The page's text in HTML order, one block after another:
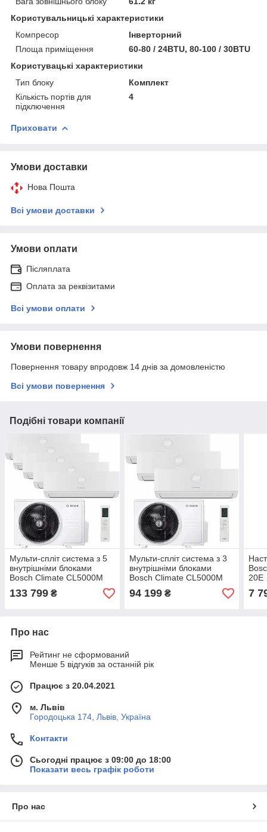
Користувальницькі характеристики
Компресор
Інверторний
Площа приміщення
60-80 / 24BTU, 80-100 / 30BTU
Користувацькi характеристики
Тип блоку
Комплект
Кількість портів для
підключення
4
Приховати
Умови доставки
Нова Пошта
Всі умови доставки
Умови оплати
Післяплата
Оплата за реквізитами
Всі умови оплати
Умови повернення
Повернення товару впродовж 14 днів за домовленістю
Всі умови повернення
Подібні товари компанії
Мульти-спліт система з 5
внутрішніми блоками
Bosch Climate CL5000M
125/5 E + CL3000iU W 20E
x 5 шт.
133 799 ₴
Мульти-спліт система з 3
внутрішніми блоками
Bosch Climate CL5000M
79/3 E + CL3000iU W 26E
x 3 шт.
94 199₴
20E
7
Про нас
Рейтинг не сформований
Менше 5 відгуків за останній рік
Працює з 20.04.2021
м. Львів
Городоцька 174, Львів, Україна
Контакти
Сьогодні працює з 09:00 до 18:00
Показати весь графік роботи
Про нас